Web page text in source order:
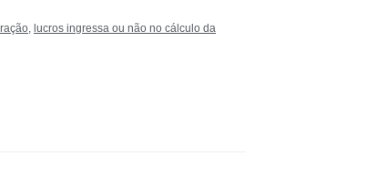
, lucros ingressa ou não no cálculo da